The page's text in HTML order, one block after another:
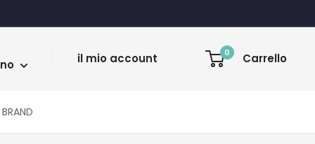
il mio account 0 Carrello
BRAND